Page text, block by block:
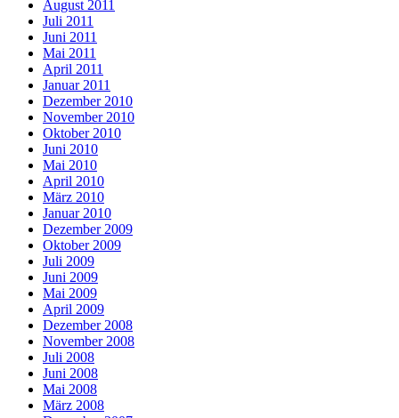
August 2011
Juli 2011
Juni 2011
Mai 2011
April 2011
Januar 2011
Dezember 2010
November 2010
Oktober 2010
Juni 2010
Mai 2010
April 2010
März 2010
Januar 2010
Dezember 2009
Oktober 2009
Juli 2009
Juni 2009
Mai 2009
April 2009
Dezember 2008
November 2008
Juli 2008
Juni 2008
Mai 2008
März 2008